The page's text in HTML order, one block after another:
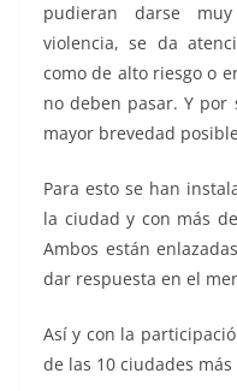
pudieran darse
violencia, se da
como de alto riesgo o
no deben pasar. Y
mayor brevedad
Para esto se han
la ciudad y con más
Ambos están
dar respuesta en el
Así y con la
de las 10 ciudades más